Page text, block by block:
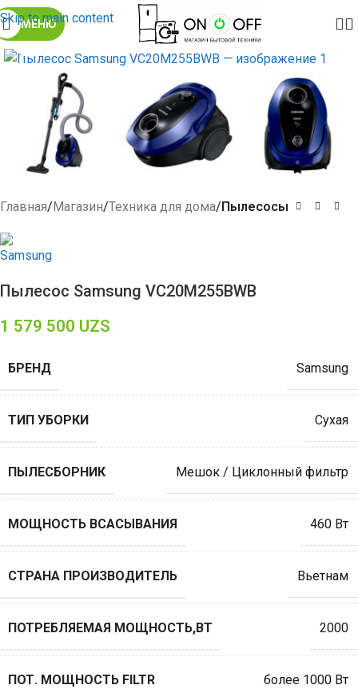
Skip to main content
МЕНЮ
Click to enlarge
Главная Магазин Техника для дома Пылесосы
Пылесос Samsung VC20M255BWB
1 579 500 UZS
БРЕНД Samsung
ТИП УБОРКИ Сухая
ПЫЛЕСБОРНИК Мешок / Циклонный фильтр
МОЩНОСТЬ ВСАСЫВАНИЯ 460 Вт
СТРАНА ПРОИЗВОДИТЕЛЬ Вьетнам
ПОТРЕБЛЯЕМАЯ МОЩНОСТЬ,ВТ 2000
ПОТ. МОЩНОСТЬ FILTR более 1000 Вт